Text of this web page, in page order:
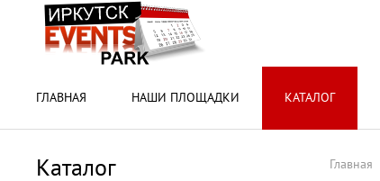
ГЛАВНАЯ НАШИ ПЛОЩАДКИ КАТАЛОГ
Главная
Каталог